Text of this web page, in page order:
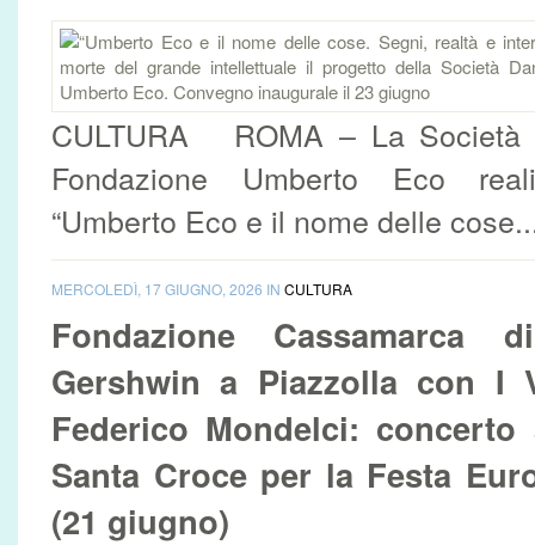
CULTURA ROMA – La Società
Fondazione Umberto Eco
“Umberto Eco e il nome delle
MERCOLEDÌ, 17 GIUGNO, 2026 IN CULTURA
Fondazione
Gershwin a Piazzolla con I
Federico Mondelci:
Santa Croce per la Festa
(21 giugno)